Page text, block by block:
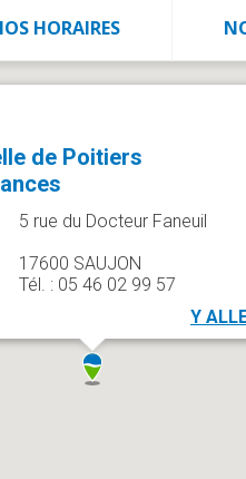
HORAIRES
de Poitiers
5 rue du Docteur Faneuil
17600 SAUJON
Tél. : 05 46 02 99 57
Y